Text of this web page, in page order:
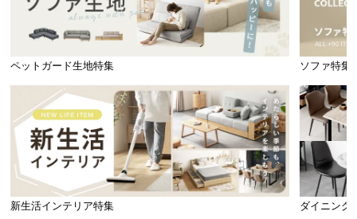
座面高（ローソファ時） 約33㎝
樹脂脚でキズや騒音を軽減
ローソファ時は本体についた樹脂脚
が床へのキズを防ぎ、騒音を和らげ
ペットガード生地特集 ソファ特集
新生活インテリア特集 ダイニング